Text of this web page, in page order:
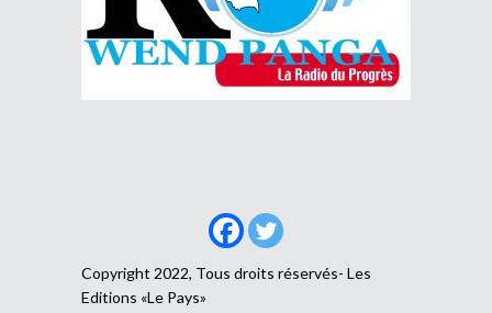
Copyright 2022, Tous droits réservés- Les
Editions «Le Pays»